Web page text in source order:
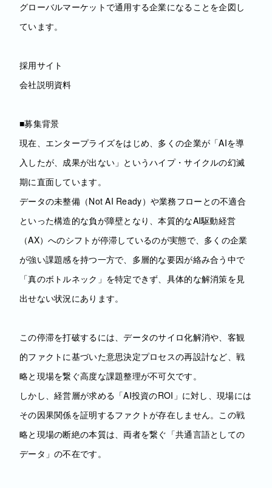
グローバルマーケットで通用する企業になることを企図し
ています。
採用サイト
会社説明資料
■募集背景
現在、エンタープライズをはじめ、多くの企業が「AIを導
入したが、成果が出ない」というハイプ・サイクルの幻滅
期に直面しています。
データの未整備（Not AI Ready）や業務フローとの不適合
といった構造的な負が障壁となり、本質的なAI駆動経営
（AX）へのシフトが停滞しているのが実態で、多くの企業
が強い課題感を持つ一方で、多層的な要因が絡み合う中で
「真のボトルネック」を特定できず、具体的な解消策を見
出せない状況にあります。
この停滞を打破するには、データのサイロ化解消や、客観
的ファクトに基づいた意思決定プロセスの再設計など、戦
略と現場を繋ぐ高度な課題整理が不可欠です。
しかし、経営層が求める「AI投資のROI」に対し、現場には
その因果関係を証明するファクトが存在しません。この戦
略と現場の断絶の本質は、両者を繋ぐ「共通言語としての
データ」の不在です。